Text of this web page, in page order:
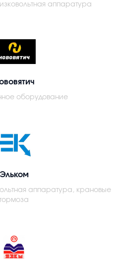
аппаратура
оборудование
Эльком
аппаратура, крановые